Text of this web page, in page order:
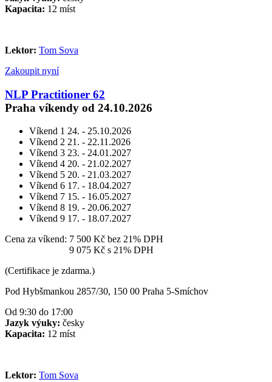
Kapacita: 12 míst
Lektor: Tom Sova
Zakoupit nyní
NLP Practitioner 62
Praha víkendy od 24.10.2026
Víkend 1 24. - 25.10.2026
Víkend 2 21. - 22.11.2026
Víkend 3 23. - 24.01.2027
Víkend 4 20. - 21.02.2027
Víkend 5 20. - 21.03.2027
Víkend 6 17. - 18.04.2027
Víkend 7 15. - 16.05.2027
Víkend 8 19. - 20.06.2027
Víkend 9 17. - 18.07.2027
Cena za víkend: 7 500 Kč bez 21% DPH
9 075 Kč s 21% DPH
(Certifikace je zdarma.)
Pod Hybšmankou 2857/30, 150 00 Praha 5-Smíchov
Od 9:30 do 17:00
Jazyk výuky: česky
Kapacita: 12 míst
Lektor: Tom Sova